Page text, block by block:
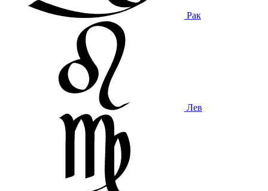
Рак
Лев